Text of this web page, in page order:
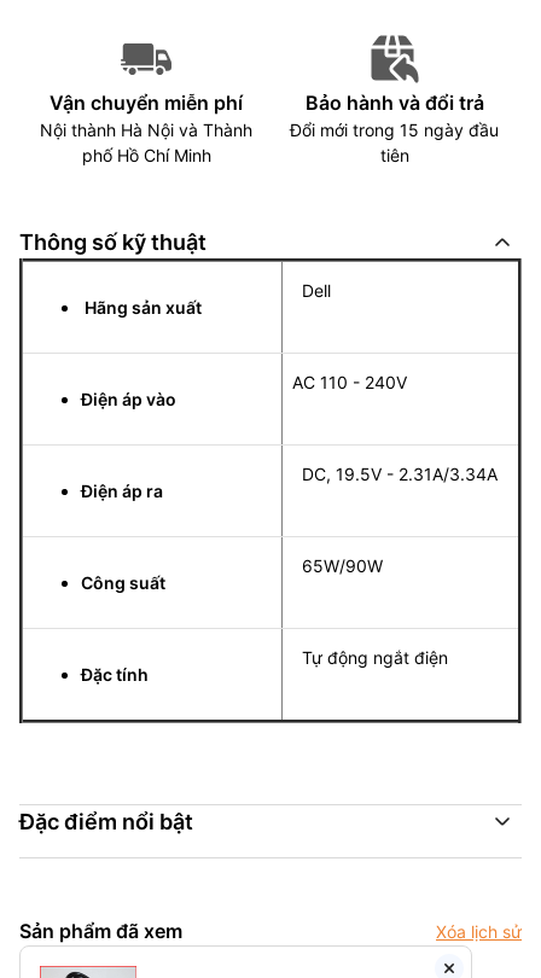
Vận chuyển miễn phí
Nội thành Hà Nội và Thành
phố Hồ Chí Minh
Bảo hành và đổi trả
Đổi mới trong 15 ngày đầu
tiên
Thông số kỹ thuật
Hãng sản xuất
Dell
Điện áp vào
AC 110 - 240V
Điện áp ra
DC, 19.5V - 2.31A/3.34A
Công suất
65W/90W
Đặc tính
Tự động ngắt điện
Đặc điểm nổi bật
Sản phẩm đã xem Xóa lịch sử